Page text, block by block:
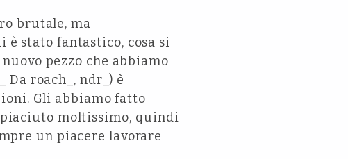
brutale, ma
è stato fantastico, cosa si
pezzo che abbiamo
Da roach_, ndr_) è
Gli abbiamo fatto
piaciuto moltissimo, quindi
un piacere lavorare